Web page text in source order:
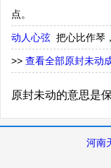
点。
动人心弦 把心比作琴
>> 查看全部原封未动
原封未动的意思是
河南